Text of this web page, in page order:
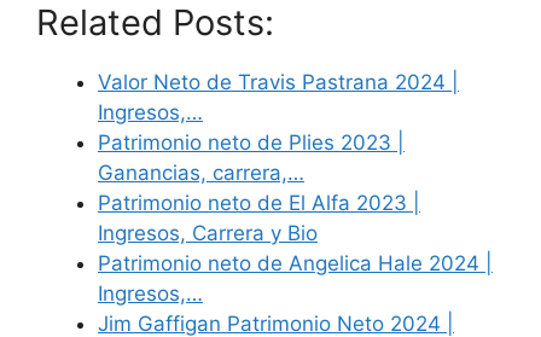
Related Posts:
Valor Neto de Travis Pastrana 2024 |
Ingresos,…
Patrimonio neto de Plies 2023 |
Ganancias, carrera,…
Patrimonio neto de El Alfa 2023 |
Ingresos, Carrera y Bio
Patrimonio neto de Angelica Hale 2024 |
Ingresos,…
Jim Gaffigan Patrimonio Neto 2024 |